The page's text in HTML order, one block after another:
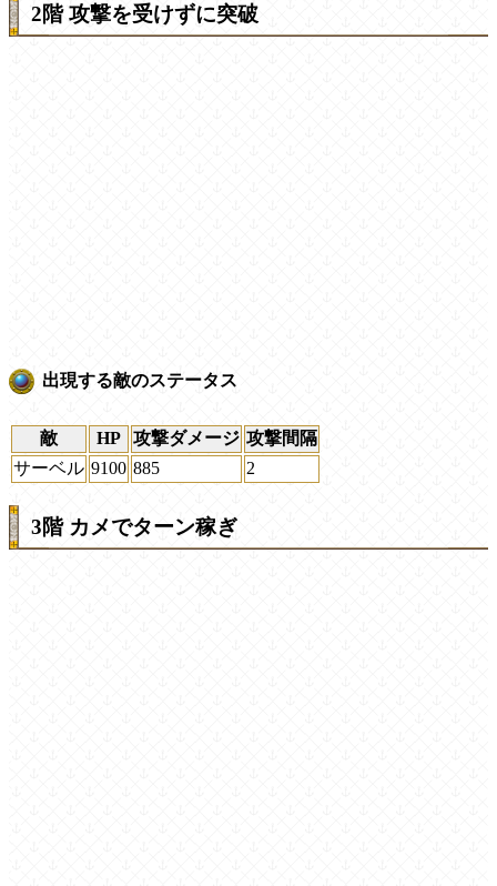
2階 攻撃を受けずに突破
出現する敵のステータス
敵 HP 攻撃ダメージ 攻撃間隔
サーベル 9100 885 2
3階 カメでターン稼ぎ